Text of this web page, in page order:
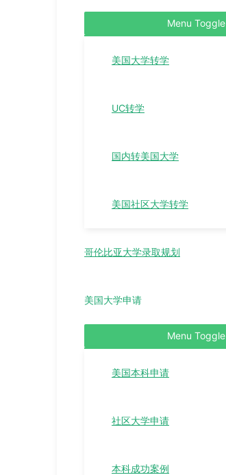
Menu Toggle
美国大学转学
UC转学
国内转美国大学
美国社区大学转学
哥伦比亚大学录取规划
美国大学申请
Menu Toggle
美国本科申请
社区大学申请
本科成功案例